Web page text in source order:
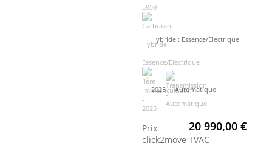
Hybride : Essence/Electrique
2025 Automatique
Prix
click2move
20 990,00 €
TVAC